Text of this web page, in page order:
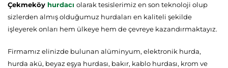
Çekmeköy hurdacı olarak tesislerimiz en son teknoloji olup
sizlerden almış olduğumuz hurdaları en kaliteli şekilde
işleyerek onları hem ülkeye hem de çevreye kazandırmaktayız.
Firmamız elinizde bulunan alüminyum, elektronik hurda,
hurda akü, beyaz eşya hurdası, bakır, kablo hurdası, krom ve